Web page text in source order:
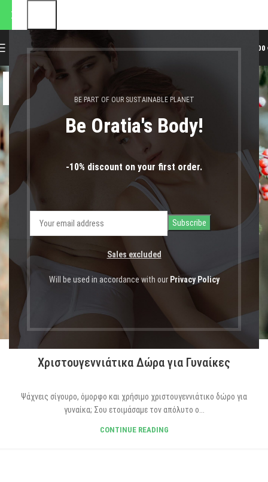
BE PART OF OUR SUSTAINABLE PLANET
Be Oratia's Body!
-10% discount on your first order.
Sales excluded
Will be used in accordance with our Privacy Policy
MENU 0,00
BLOG GR
Χριστουγεννιάτικα Δώρα για Γυναίκες
Ψάχνεις σίγουρο, όμορφο και χρήσιμο χριστουγεννιάτικο δώρο για
γυναίκα; Σου ετοιμάσαμε τον απόλυτο ο...
CONTINUE READING
θα